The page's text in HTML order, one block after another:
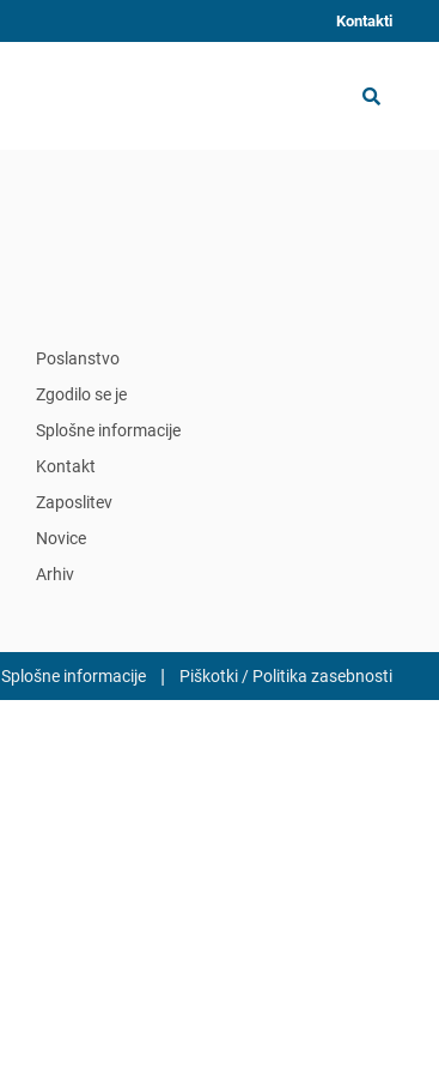
Kontakti
Poslanstvo
Zgodilo se je
Splošne informacije
Kontakt
Zaposlitev
Novice
Arhiv
Splošne informacije | Piškotki / Politika zasebnosti